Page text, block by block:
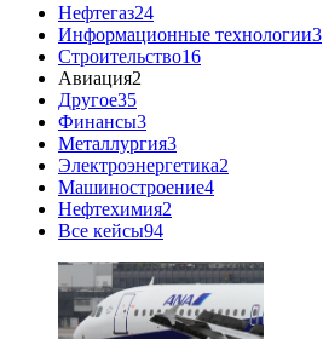
Нефтегаз24
Информационные технологии3
Строительство16
Авиация2
Другое35
Финансы3
Металлургия3
Электроэнергетика2
Машиностроение4
Нефтехимия2
Все кейсы94